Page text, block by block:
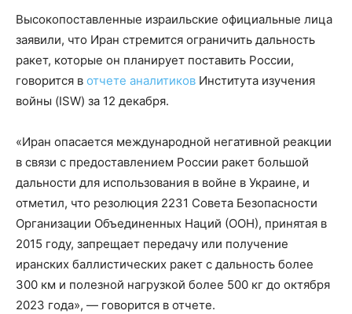
Высокопоставленные израильские официальные лица
заявили, что Иран стремится ограничить дальность
ракет, которые он планирует поставить России,
говорится в отчете аналитиков Института изучения
войны (ISW) за 12 декабря.
«Иран опасается международной негативной реакции
в связи с предоставлением России ракет большой
дальности для использования в войне в Украине, и
отметил, что резолюция 2231 Совета Безопасности
Организации Объединенных Наций (ООН), принятая в
2015 году, запрещает передачу или получение
иранских баллистических ракет с дальность более
300 км и полезной нагрузкой более 500 кг до октября
2023 года», — говорится в отчете.